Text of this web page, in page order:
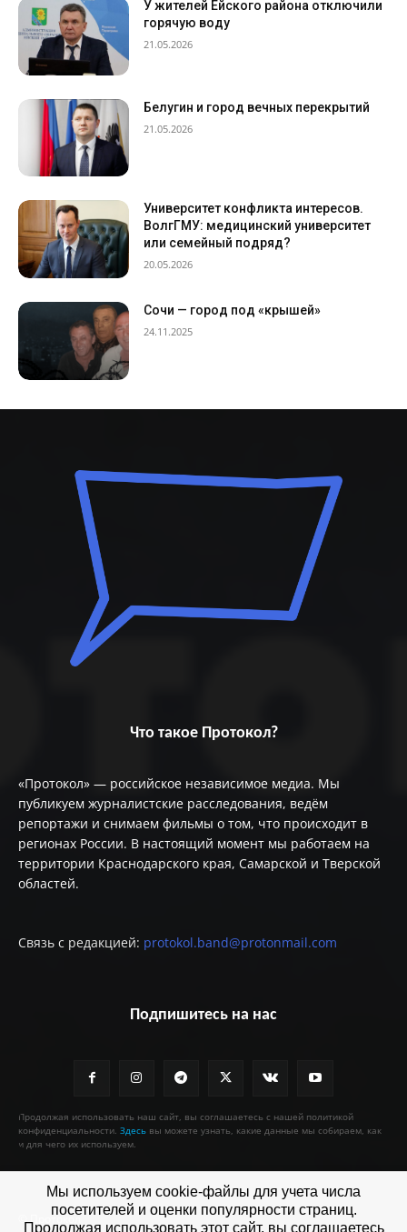
У жителей Ейского района отключили
горячую воду
21.05.2026
Белугин и город вечных перекрытий
21.05.2026
Университет конфликта интересов.
ВолгГМУ: медицинский университет
или семейный подряд?
20.05.2026
Сочи — город под «крышей»
24.11.2025
Что такое Протокол?
«Протокол» — российское независимое медиа. Мы
публикуем журналистские расследования, ведём
репортажи и снимаем фильмы о том, что происходит в
регионах России. В настоящий момент мы работаем на
территории Краснодарского края, Самарской и Тверской
областей.
Связь с редакцией: protokol.band@protonmail.com
Подпишитесь на нас
Продолжая использовать наш сайт, вы соглашаетесь с нашей политикой
конфиденциальности. Здесь вы можете узнать, какие данные мы собираем, как
и для чего их используем.
© Протокол
Мы используем cookie-файлы для учета числа
посетителей и оценки популярности страниц.
Продолжая использовать этот сайт, вы соглашаетесь